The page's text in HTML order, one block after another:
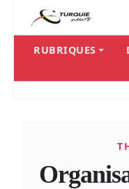
RUBRIQUES